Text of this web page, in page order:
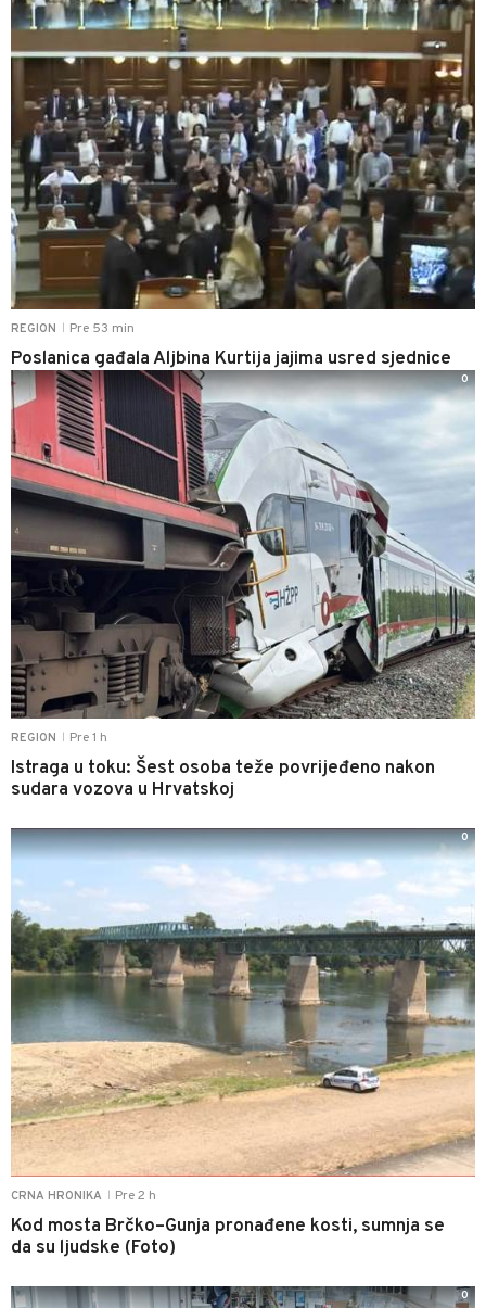
REGION Pre 53 min
Poslanica gađala Aljbina Kurtija jajima usred sjednice
REGION Pre 1 h
Istraga u toku: Šest osoba teže povrijeđeno nakon
sudara vozova u Hrvatskoj
0
CRNA HRONIKA Pre 2 h
Kod mosta Brčko–Gunja pronađene kosti, sumnja se
da su ljudske (Foto)
0
0